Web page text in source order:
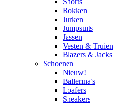
Shorts
Rokken
Jurken
Jumpsuits
Jassen
Vesten & Truien
Blazers & Jacks
Schoenen
Nieuw!
Ballerina’s
Loafers
Sneakers